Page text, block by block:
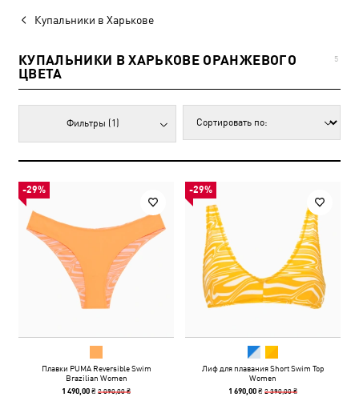
Купальники в Харькове
КУПАЛЬНИКИ В ХАРЬКОВЕ ОРАНЖЕВОГО
ЦВЕТА
5
Фильтры (1)
-29%
Плавки PUMA Reversible Swim
Brazilian Women
1 490,00 ₴2 090,00 ₴
-29%
Лиф для плавания Short Swim Top
Women
1 690,00 ₴2 390,00 ₴